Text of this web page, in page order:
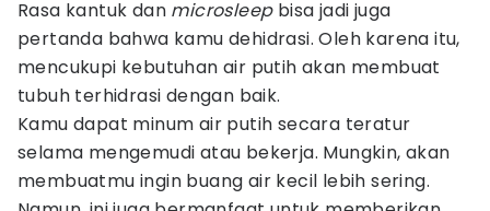
Rasa kantuk dan microsleepbisa jadi juga
pertanda bahwa kamu dehidrasi. Oleh karena itu,
mencukupi kebutuhan air putih akan membuat
tubuh terhidrasi dengan baik.
Kamu dapat minum air putih secara teratur
selama mengemudi atau bekerja. Mungkin, akan
membuatmu ingin buang air kecil lebih sering.